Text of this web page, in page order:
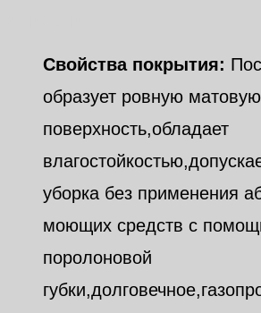
Свойства покрытия:
образует ровную матовую
поверхность,обладает
уборка без применения
моющих средств с
поролоновой